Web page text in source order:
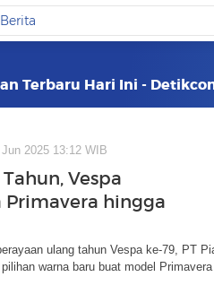
Terbaru Hari Ini -
2025 13:12 WIB
Vespa
Primavera hingga
ulang tahun Vespa ke-79, PT
warna baru buat model